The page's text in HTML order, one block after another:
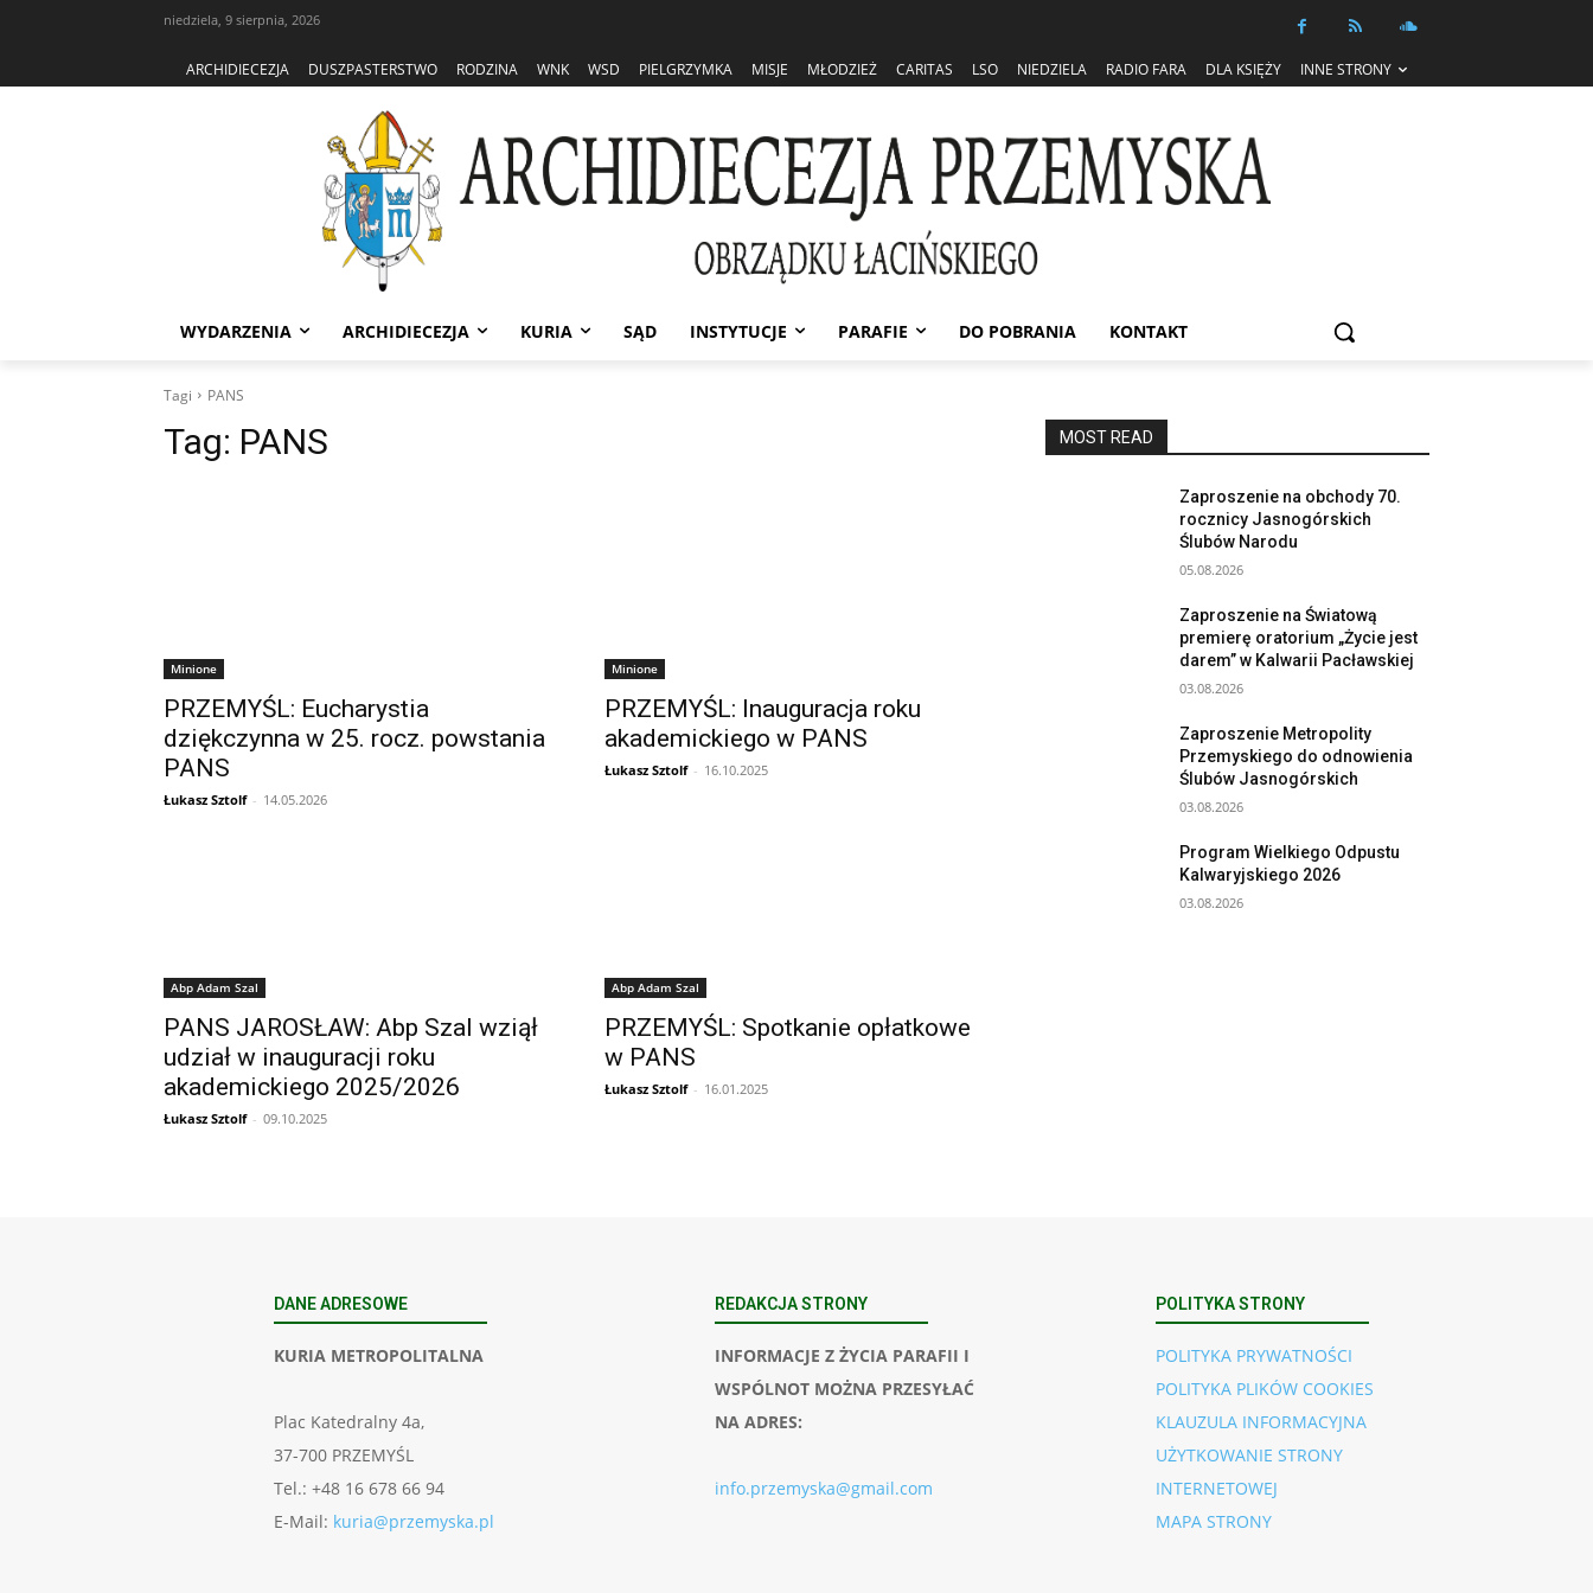
niedziela, 9 sierpnia, 2026
ARCHIDIECEZJA DUSZPASTERSTWO RODZINA WNK WSD PIELGRZYMKA MISJE MŁODZIEŻ CARITAS LSO NIEDZIELA RADIO FARA DLA KSIĘŻY INNE STRONY
WYDARZENIA ARCHIDIECEZJA KURIA SĄD INSTYTUCJE PARAFIE DO POBRANIA KONTAKT
Tagi PANS
Tag: PANS
Minione
PRZEMYŚL: Eucharystia
dziękczynna w 25. rocz. powstania
PANS
Łukasz Sztolf - 14.05.2026
Minione
PRZEMYŚL: Inauguracja roku
akademickiego w PANS
Łukasz Sztolf - 16.10.2025
Abp Adam Szal
PANS JAROSŁAW: Abp Szal wziął
udział w inauguracji roku
akademickiego 2025/2026
Łukasz Sztolf - 09.10.2025
Abp Adam Szal
PRZEMYŚL: Spotkanie opłatkowe
w PANS
Łukasz Sztolf - 16.01.2025
MOST READ
Zaproszenie na obchody 70.
rocznicy Jasnogórskich
Ślubów Narodu
05.08.2026
Zaproszenie na Światową
premierę oratorium „Życie jest
darem” w Kalwarii Pacławskiej
03.08.2026
Zaproszenie Metropolity
Przemyskiego do odnowienia
Ślubów Jasnogórskich
03.08.2026
Program Wielkiego Odpustu
Kalwaryjskiego 2026
03.08.2026
DANE ADRESOWE
KURIA METROPOLITALNA
Plac Katedralny 4a,
37-700 PRZEMYŚL
Tel.: +48 16 678 66 94
E-Mail: kuria@przemyska.pl
REDAKCJA STRONY
INFORMACJE Z ŻYCIA PARAFII I
WSPÓLNOT MOŻNA PRZESYŁAĆ
NA ADRES:
info.przemyska@gmail.com
POLITYKA STRONY
POLITYKA PRYWATNOŚCI
POLITYKA PLIKÓW COOKIES
KLAUZULA INFORMACYJNA
UŻYTKOWANIE STRONY
INTERNETOWEJ
MAPA STRONY